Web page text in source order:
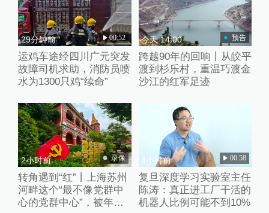
29分钟前 00:52
运鸡车途经四川广元突发
故障司机求助，消防员喷
水为1300只鸡“续命”
今天 14:00 预告
跨越90年的回响丨从皎平
渡到杉乐村，重温巧渡金
沙江的红军足迹
2小时前 录像
转角遇到“红”丨上海苏州
河畔这个“最不像党群中
心的党群中心”，被年轻
4小时前 00:58
复旦深度学习实验室主任
陈涛：真正进工厂干活的
机器人比例可能不到10%